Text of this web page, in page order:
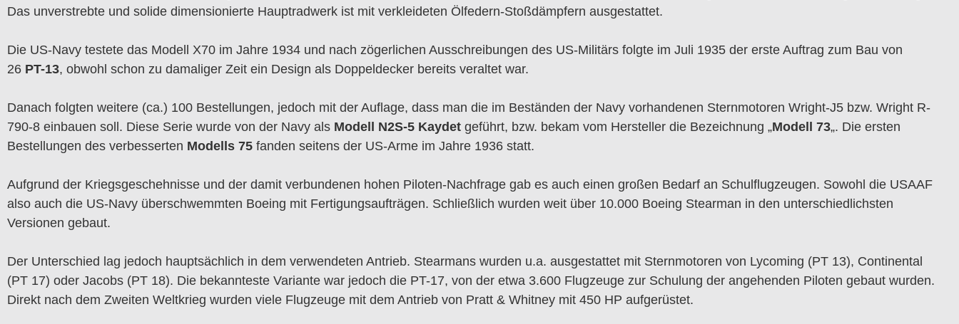
Das unverstrebte und solide dimensionierte Hauptradwerk ist mit verkleideten Ölfedern-Stoßdämpfern ausgestattet.
Die US-Navy testete das Modell X70 im Jahre 1934 und nach zögerlichen Ausschreibungen des US-Militärs folgte im Juli 1935 der erste Auftrag zum Bau von
26 PT-13, obwohl schon zu damaliger Zeit ein Design als Doppeldecker bereits veraltet war.
Danach folgten weitere (ca.) 100 Bestellungen, jedoch mit der Auflage, dass man die im Beständen der Navy vorhandenen Sternmotoren Wright-J5 bzw. Wright R-
790-8 einbauen soll. Diese Serie wurde von der Navy als Modell N2S-5 Kaydet geführt, bzw. bekam vom Hersteller die Bezeichnung „Modell 73„. Die ersten
Bestellungen des verbesserten Modells 75 fanden seitens der US-Arme im Jahre 1936 statt.
Aufgrund der Kriegsgeschehnisse und der damit verbundenen hohen Piloten-Nachfrage gab es auch einen großen Bedarf an Schulflugzeugen. Sowohl die USAAF
also auch die US-Navy überschwemmten Boeing mit Fertigungsaufträgen. Schließlich wurden weit über 10.000 Boeing Stearman in den unterschiedlichsten
Versionen gebaut.
Der Unterschied lag jedoch hauptsächlich in dem verwendeten Antrieb. Stearmans wurden u.a. ausgestattet mit Sternmotoren von Lycoming (PT 13), Continental
(PT 17) oder Jacobs (PT 18). Die bekannteste Variante war jedoch die PT-17, von der etwa 3.600 Flugzeuge zur Schulung der angehenden Piloten gebaut wurden.
Direkt nach dem Zweiten Weltkrieg wurden viele Flugzeuge mit dem Antrieb von Pratt & Whitney mit 450 HP aufgerüstet.